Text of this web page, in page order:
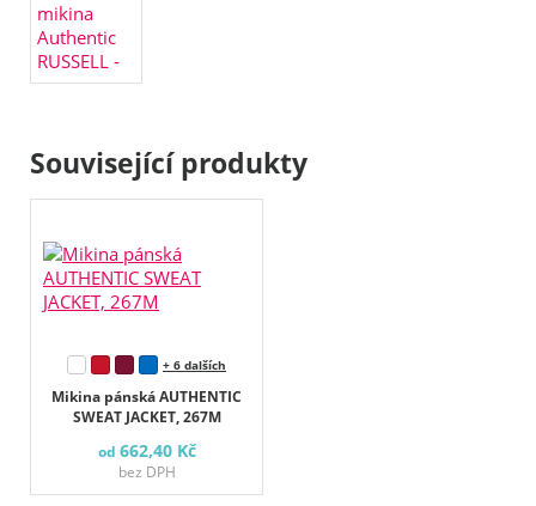
Související produkty
Mikina pánská AUTHENTIC
SWEAT JACKET, 267M
+ 6 dalších
od 662,40 Kč
bez DPH